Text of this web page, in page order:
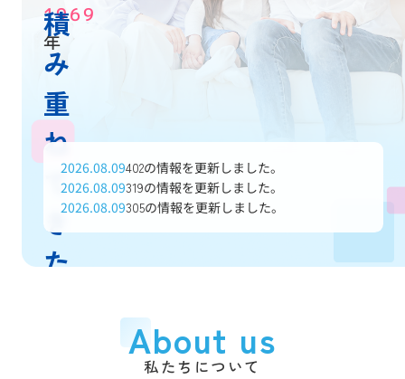
1969
年
積
み
重
ね
て
き
た
2026.08.09402の情報を更新しました。
2026.08.09319の情報を更新しました。
2026.08.09305の情報を更新しました。
About us
私たちについて